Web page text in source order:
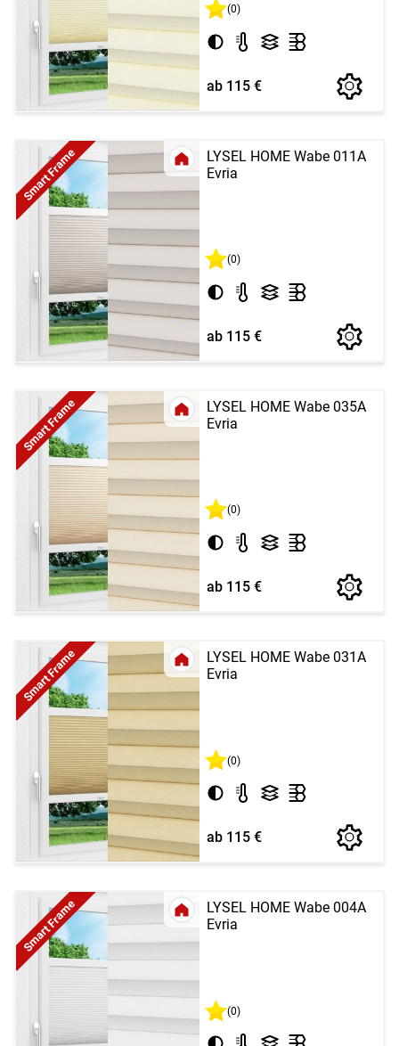
(0)
ab 115 €
LYSEL HOME Wabe 011A
Evria
Smart Frame
(0)
ab 115 €
LYSEL HOME Wabe 035A
Evria
Smart Frame
(0)
ab 115 €
LYSEL HOME Wabe 031A
Evria
Smart Frame
(0)
ab 115 €
LYSEL HOME Wabe 004A
Evria
Smart Frame
(0)